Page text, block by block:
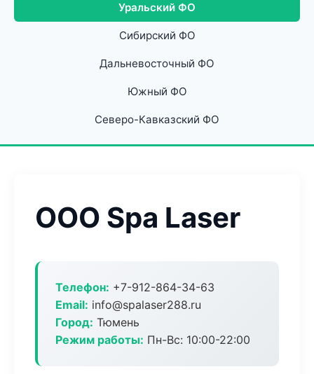
Уральский ФО
Сибирский ФО
Дальневосточный ФО
Южный ФО
Северо-Кавказский ФО
ООО Spa Laser
Телефон: +7-912-864-34-63
Email: info@spalaser288.ru
Город: Тюмень
Режим работы: Пн-Вс: 10:00-22:00